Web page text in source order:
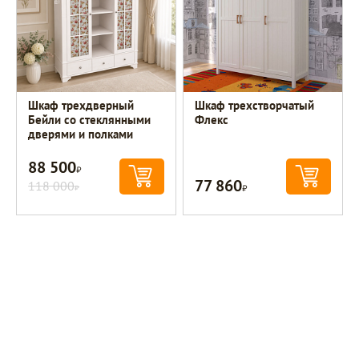
Шкаф трехдверный
Бейли со стеклянными
дверями и полками
88 500Р
118 000Р
Шкаф трехстворчатый
Флекс
77 860Р